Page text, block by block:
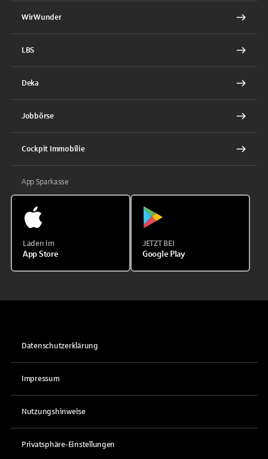
WirWunder
LBS
Deka
Jobbörse
Cockpit Immobilie
App Sparkasse
Laden im
App Store
JETZT BEI
Google Play
Datenschutzerklärung
Impressum
Nutzungshinweise
Privatsphäre-Einstellungen